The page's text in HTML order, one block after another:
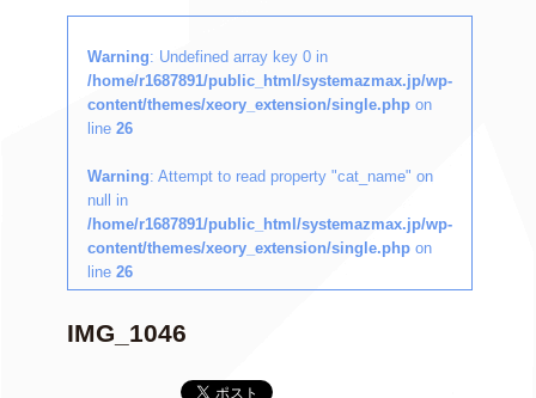
Warning: Undefined array key 0 in
/home/r1687891/public_html/systemazmax.jp/wp-
content/themes/xeory_extension/single.php on
line 26
Warning: Attempt to read property "cat_name" on
null in
/home/r1687891/public_html/systemazmax.jp/wp-
content/themes/xeory_extension/single.php on
line 26
IMG_1046